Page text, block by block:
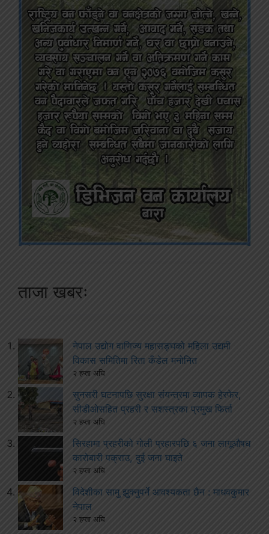
ताजा खबरः
नेपाल उद्योग वाणिज्य महासङ्घको महिला उद्यमी
विकास समितिमा रिता कँडेल मनोनित
२ हप्ता अघि
सुनसरी घटनापछि सुरक्षा संयन्त्रमा व्यापक हेरफेर,
सीडीओसहित प्रहरी र सशस्त्रका प्रमुख फिर्ता
२ हप्ता अघि
सिरहामा प्रहरीको गोली प्रहारपछि ६ जना लागूऔषध
कारोबारी पक्राउ, दुई जना घाइते
२ हप्ता अघि
विदेशीका सामु झुक्नुपर्ने आवश्यकता छैन : माधवकुमार
नेपाल
२ हप्ता अघि